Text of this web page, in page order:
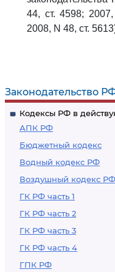
Законодательство
Кодексы РФ в
АПК РФ
Бюджетный кодекс
Водный кодекс РФ
Воздушный кодекс РФ
ГК РФ часть 1
ГК РФ часть 2
ГК РФ часть 3
ГК РФ часть 4
ГПК РФ
44, ст. 4598;
2008, N 48, ст.